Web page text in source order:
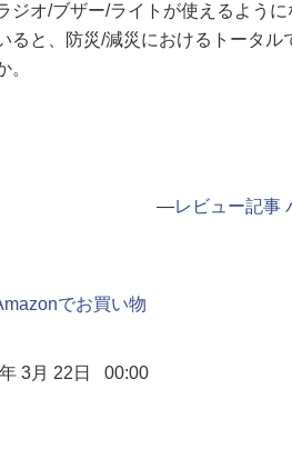
ジオ/ブザー/ライトが使えるよう
ると、防災/減災におけるトータ
。
―レビュー記事
でお買い物
3月 22日 00:00